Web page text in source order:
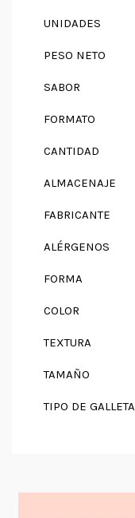
UNIDADES
PESO NETO
SABOR
FORMATO
CANTIDAD
ALMACENAJE
FABRICANTE
ALÉRGENOS
FORMA
COLOR
TEXTURA
TAMAÑO
TIPO DE GALLETA